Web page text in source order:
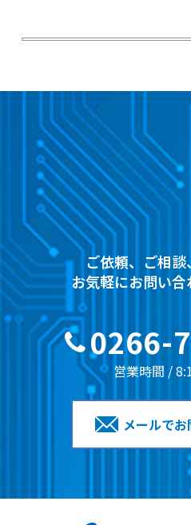
ご依頼、ご相
お気軽にお問い合
0266-
営業時間 /
メールで